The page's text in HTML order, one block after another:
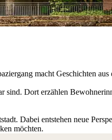
macht Geschichten
Dort erzählen
Dabei entstehen neue
möchten.